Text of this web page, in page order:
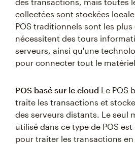
collectées sont stockées
POS traditionnels sont les plus
nécessitent des tours
serveurs, ainsi qu'une
pour connecter tout le matériel
POS basé sur le cloud Le POS
traite les transactions et
des serveurs distants. Le seul
utilisé dans ce type de POS
pour traiter les transactions